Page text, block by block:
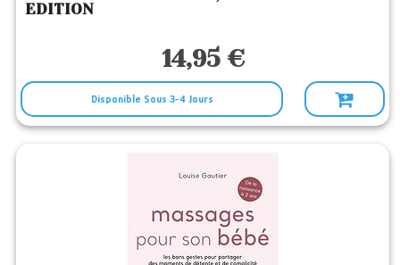
EDITION
14,95 €
Disponible Sous 3-4 Jours